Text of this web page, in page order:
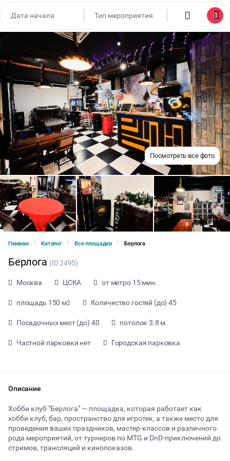
Посмотреть все фото
Главная Каталог Все площадки Берлога
Берлога (ID 2495)
Москва ЦСКА от метро 15 мин.
площадь 150 м2 Количество гостей (до) 45
Посадочных мест (до) 40 потолок 3.8 м
Частной парковки нет Городская парковка
Описание
Хобби клуб "Берлога" — площадка, которая работает как
хобби клуб, бар, пространство для игротек, а также место для
проведения ваших праздников, мастер-классов и различного
рода мероприятий, от турниров по MTG и DnD-приключений до
стримов, трансляций и кинопоказов.
от 4550 ₽ за час